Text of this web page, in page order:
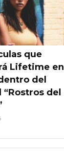
que
Lifetime en
del
del